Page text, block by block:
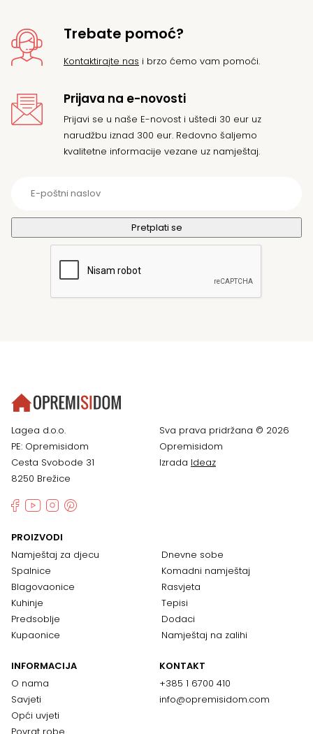
Trebate pomoć?
Kontaktirajte nas i brzo ćemo vam pomoći.
Prijava na e-novosti
Prijavi se u naše E-novost i uštedi 30 eur uz
narudžbu iznad 300 eur. Redovno šaljemo
kvalitetne informacije vezane uz namještaj.
Lagea d.o.o.
PE: Opremisidom
Cesta Svobode 31
8250 Brežice
Sva prava pridržana © 2026
Opremisidom
Izrada Ideaz
PROIZVODI
Namještaj za djecu
Spalnice
Blagovaonice
Kuhinje
Predsoblje
Kupaonice
Dnevne sobe
Komadni namještaj
Rasvjeta
Tepisi
Dodaci
Namještaj na zalihi
INFORMACIJA
O nama
Savjeti
Opći uvjeti
KONTAKT
+385 1 6700 410
info@opremisidom.com